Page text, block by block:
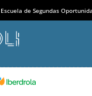
de Segundas